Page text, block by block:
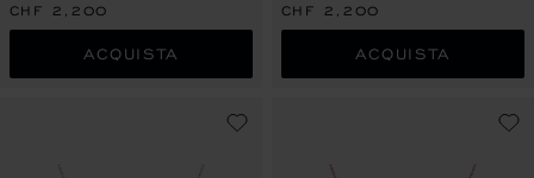
CHF 2,200
ACQUISTA
CHF 2,200
ACQUISTA